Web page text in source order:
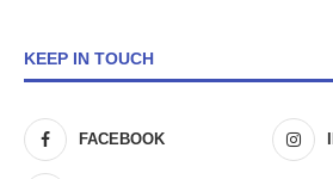
KEEP IN TOUCH
FACEBOOK